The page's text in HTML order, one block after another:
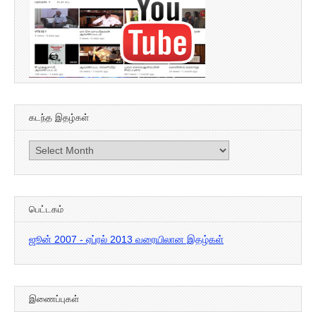
கடந்த இதழ்கள்
கடந்த
இதழ்கள்
பெட்டகம்
ஜூன் 2007 - ஏப்ரல் 2013 வரையிலான இதழ்கள்
இணைப்புகள்